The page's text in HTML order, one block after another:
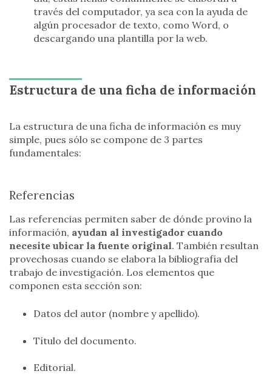
través del computador, ya sea con la ayuda de
algún procesador de texto, como Word, o
descargando una plantilla por la web.
Estructura de una ficha de información
La estructura de una ficha de información es muy
simple, pues sólo se compone de 3 partes
fundamentales:
Referencias
Las referencias permiten saber de dónde provino la
información, ayudan al investigador cuando
necesite ubicar la fuente original. También resultan
provechosas cuando se elabora la bibliografía del
trabajo de investigación. Los elementos que
componen esta sección son:
Datos del autor (nombre y apellido).
Título del documento.
Editorial.